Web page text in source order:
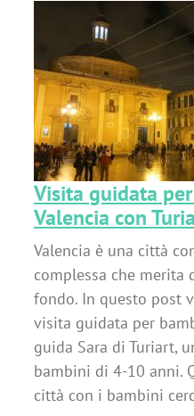
Visita guidata
Valencia con
Valencia è una città
complessa che merita
fondo. In questo post
visita guidata per
guida Sara di Turiart,
bambini di 4-10 anni.
città con i bambini